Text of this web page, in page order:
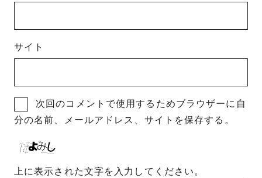
サイト
次回のコメントで使用するためブラウザーに自
分の名前、メールアドレス、サイトを保存する。
上に表示された文字を入力してください。